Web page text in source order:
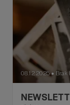
08.12.2025 ● Brak